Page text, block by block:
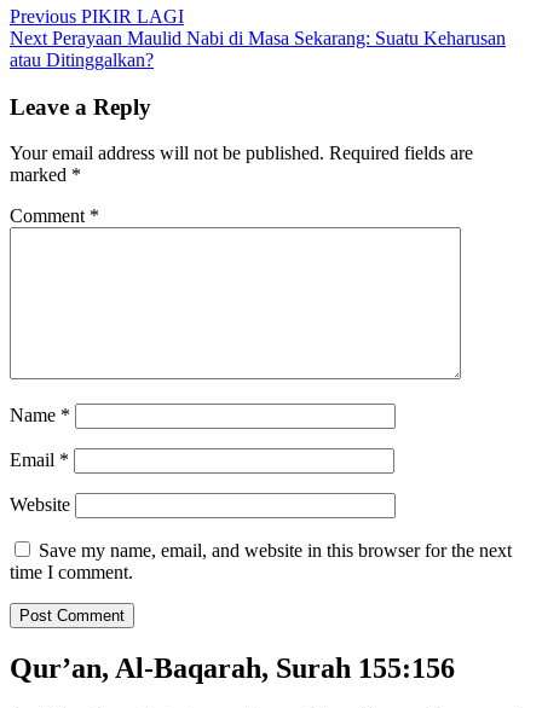
Previous PIKIR LAGI
Next Perayaan Maulid Nabi di Masa Sekarang: Suatu Keharusan
atau Ditinggalkan?
Leave a Reply
Your email address will not be published. Required fields are
marked *
Comment *
Name *
Email *
Website
Save my name, email, and website in this browser for the next
time I comment.
Qur’an, Al-Baqarah, Surah 155:156